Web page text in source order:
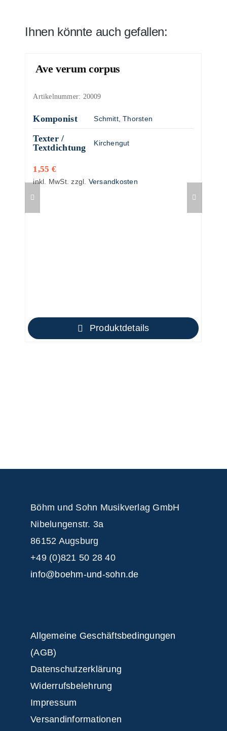
Ihnen könnte auch gefallen:
Ave verum corpus
Artikelnummer: 20009
Komponist Schmitt, Thorsten
Texter /
Textdichtung
Kirchengut
1,55 €
inkl. MwSt. zzgl. Versandkosten
Produktdetails
Böhm und Sohn Musikverlag GmbH
Nibelungenstr. 3a
86152 Augsburg
+49 (0)821 50 28 40
info@boehm-und-sohn.de
Allgemeine Geschäftsbedingungen
(AGB)
Datenschutzerklärung
Widerrufsbelehrung
Impressum
Versandinformationen